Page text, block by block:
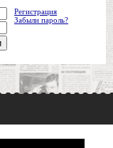
Регистрация
Забыли пароль?